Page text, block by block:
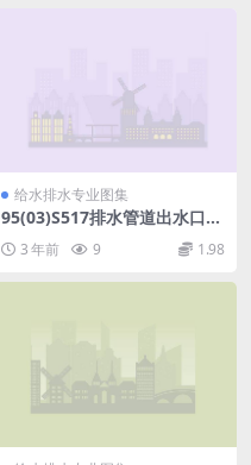
给水排水专业图集
95(03)S517排水管道出水口
(含2003年局部修改版).pdf
3 年前 9 1.98